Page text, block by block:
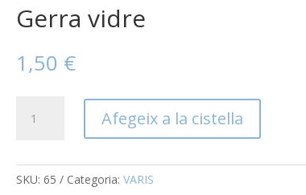
Gerra vidre
1,50 €
Afegeix a la cistella
SKU: 65 Categoria: VARIS